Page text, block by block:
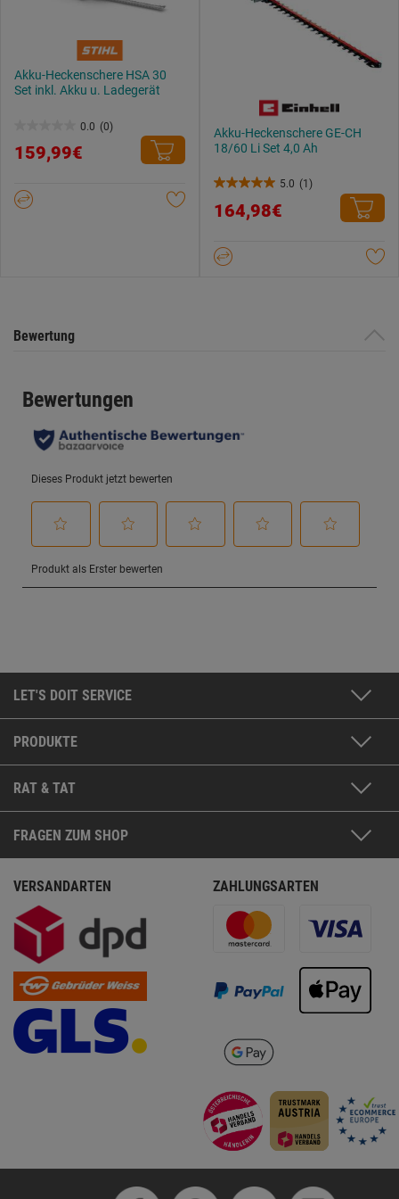
Akku-Heckenschere HSA 30
Set inkl. Akku u. Ladegerät
0.0 (0)
von
Sternen.
159,99€
Akku-Heckenschere GE-CH
18/60 Li Set 4,0 Ah
5.0 (1)
5.0
von
Sternen.
164,98€
Bewertung
LET'S DOIT SERVICE
PRODUKTE
RAT & TAT
FRAGEN ZUM SHOP
VERSANDARTEN ZAHLUNGSARTEN